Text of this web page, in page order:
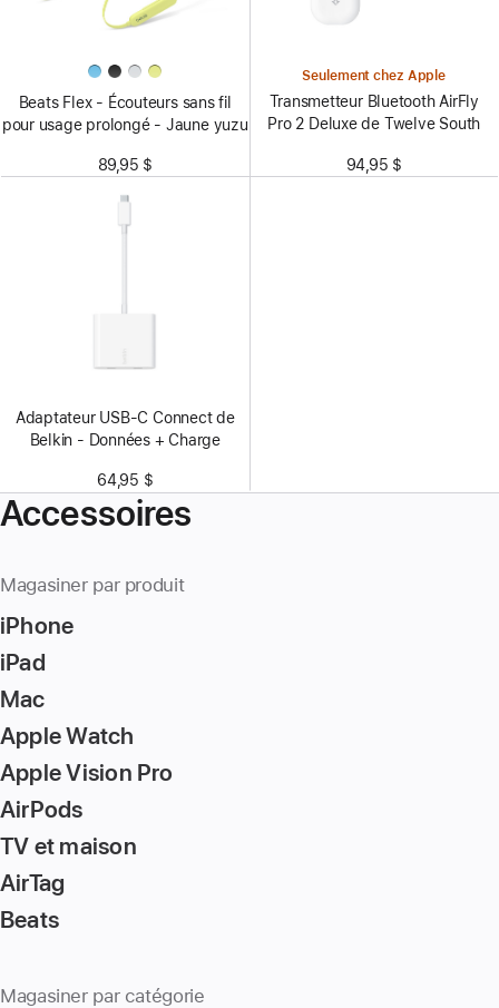
Beats Flex - Écouteurs sans fil
pour usage prolongé - Jaune yuzu
89,95 $
Seulement chez Apple
Transmetteur Bluetooth AirFly
Pro 2 Deluxe de Twelve South
94,95 $
Adaptateur USB-C Connect de
Belkin - Données + Charge
64,95 $
Accessoires
Magasiner par produit
iPhone
iPad
Mac
Apple Watch
Apple Vision Pro
AirPods
TV et maison
AirTag
Beats
Magasiner par catégorie